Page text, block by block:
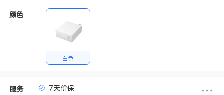
颜色
白色
服务
7天价保